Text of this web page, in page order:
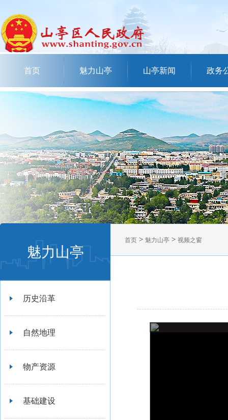
首页 魅力山亭 山亭新闻 政务
魅力山亭
历史沿革
自然地理
物产资源
基础建设
首页 > 魅力山亭 > 视频之窗